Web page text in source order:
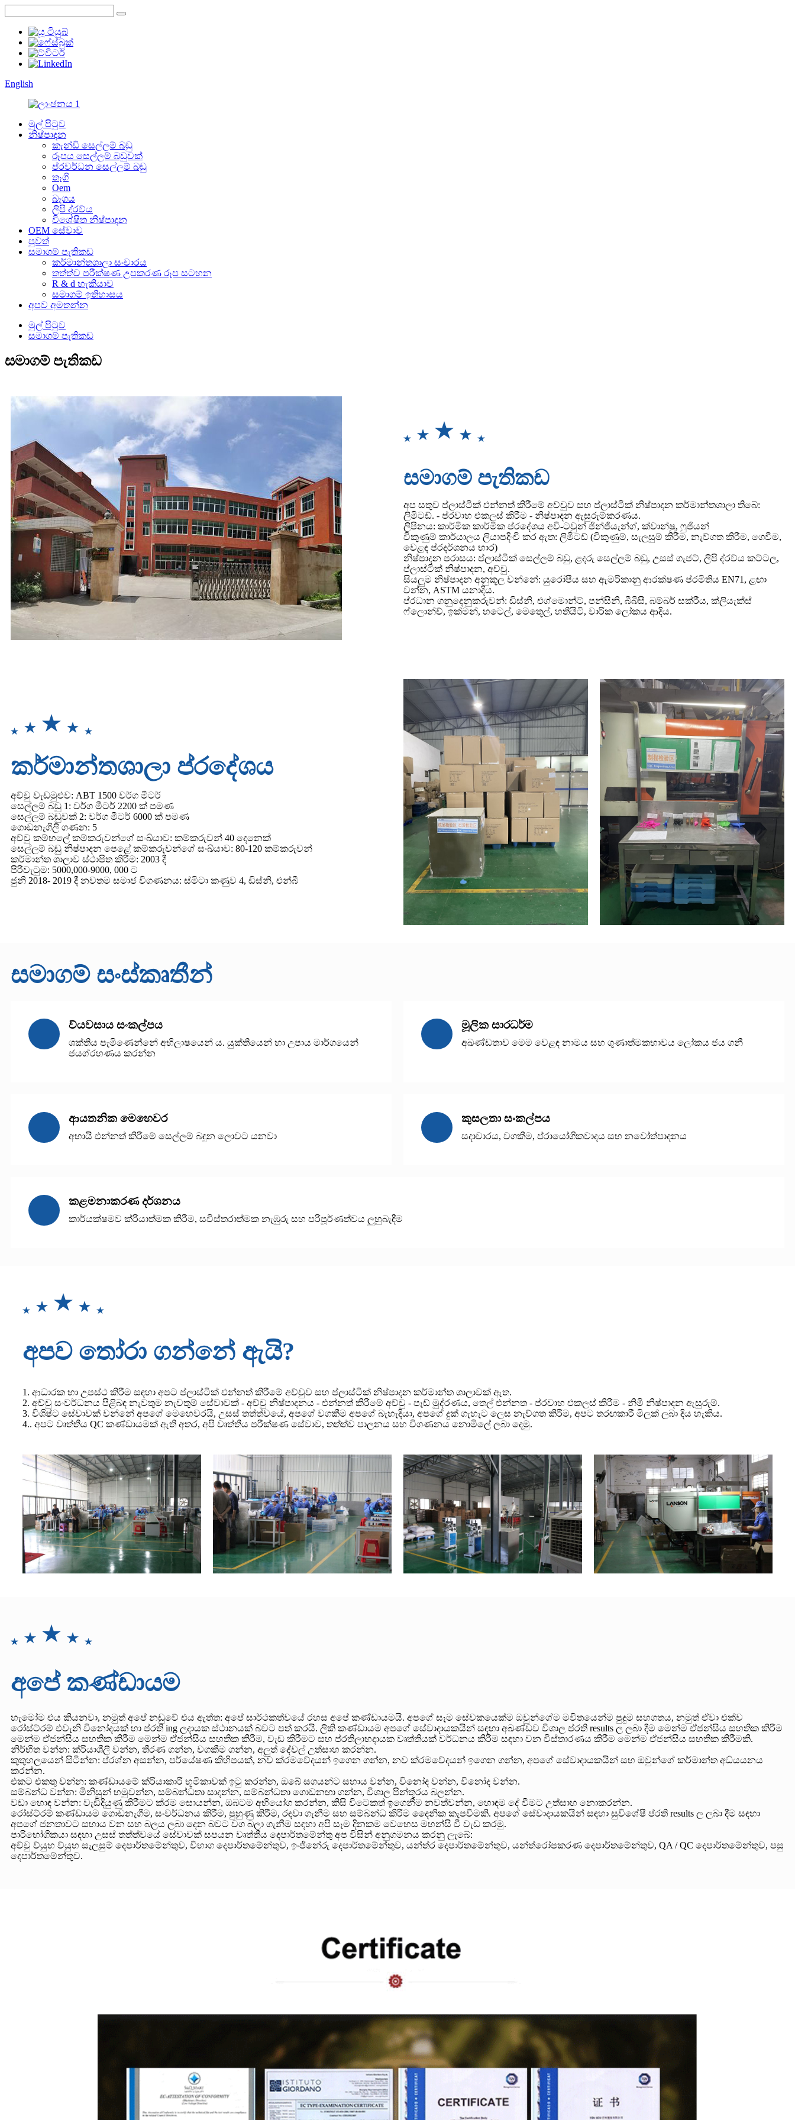
English
මුල් පිටුව
නිෂ්පාදන
කැන්ඩි සෙල්ලම් බඩු
රූපය සෙල්ලම් බඩුවක්
ප්රවර්ධන සෙල්ලම් බඩු
තෑගි
Oem
බෑගය
ලිපි ද්රව්ය
විශේෂිත නිෂ්පාදන
OEM සේවාව
පුවත්
සමාගම් පැතිකඩ
කර්මාන්තශාලා සංචාරය
තත්ත්ව පරීක්ෂණ උපකරණ රූප සටහන
R & d හැකියාව
සමාගම් ඉතිහාසය
අපව අමතන්න
මුල් පිටුව
සමාගම් පැතිකඩ
සමාගම් පැතිකඩ
සමාගම් පැතිකඩ
අප සතුව ප්ලාස්ටික් එන්නත් කිරීමේ අච්චුව සහ ප්ලාස්ටික් නිෂ්පාදන කර්මාන්තශාලා තිබේ:
ලිමිටඩ්. - ප්රවාහ එකලස් කිරීම - නිෂ්පාදන ඇසුරුම්කරණය.
ලිපිනය: කාර්මික කාර්මික ප්රදේශය අවි-ටවුන් ජින්ජියැන්ග්, ක්වාන්ෂු, ෆුජියන්
විකුණුම් කාර්යාලය ලියාපදිංචි කර ඇත: ලිමිටඩ් (විකුණුම්, සැලසුම් කිරීම, නැව්ගත කිරීම, ගෙවීම,
වෙළඳ ප්රදර්ශනය භාර)
නිෂ්පාදන පරාසය: ප්ලාස්ටික් සෙල්ලම් බඩු, ළදරු සෙල්ලම් බඩු, උසස් ගැජට්, ලිපි ද්රව්ය කට්ටල,
ප්ලාස්ටික් නිෂ්පාදන, අච්චු.
සියලුම නිෂ්පාදන අනුකූල වන්නේ: යුරෝපීය සහ ඇමරිකානු ආරක්ෂණ ප්රමිතිය EN71, ළඟා
වන්න, ASTM යනාදිය.
ප්රධාන ගනුදෙනුකරුවන්: ඩිස්නි, එග්මොන්ට්, පන්සිනි, බීබීසී, බම්බර් සක්රීය, ක්ලියැක්ස්
ෆ්ලොන්ච්, ඉක්මන්, හටෙල්, මෙතූෙල්, හතියිටි, වාරික ලෝකය ආදිය.
කර්මාන්තශාලා ප්රදේශය
අච්චු වැඩමුළුව: ABT 1500 වර්ග මීටර්
සෙල්ලම් බඩු 1: වර්ග මීටර් 2200 ක් පමණ
සෙල්ලම් බඩුවක් 2: වර්ග මීටර් 6000 ක් පමණ
ගොඩනැගිලි ගණන: 5
අච්චු කම්හලේ කම්කරුවන්ගේ සංඛ්යාව: කම්කරුවන් 40 දෙනෙක්
සෙල්ලම් බඩු නිෂ්පාදන පෙළේ කම්කරුවන්ගේ සංඛ්යාව: 80-120 කම්කරුවන්
කර්මාන්ත ශාලාව ස්ථාපිත කිරීම: 2003 දී
පිරිවැටුම: 5000,000-9000, 000 ට
ජුනි 2018- 2019 දී නවතම සමාජ විගණනය: ස්මිටා කණුව 4, ඩිස්නි, එන්බී
සමාගම් සංස්කෘතීන්
ව්යවසාය සංකල්පය
ශක්තිය පැමිණෙන්නේ අභිලාෂයෙන් ය. යුක්තියෙන් හා උපාය මාර්ගයෙන්
ජයග්රහණය කරන්න
මූලික සාරධර්ම
අඛණ්ඩතාව මෙම වෙළඳ නාමය සහ ගුණාත්මකභාවය ලෝකය ජය ගනී
ආයතනික මෙහෙවර
අහායි එන්නත් කිරීමේ සෙල්ලම් බඳුන ලොවට යනවා
කුසලතා සංකල්පය
සදාචාරය, වගකීම, ප්රායෝගිකවාදය සහ නවෝත්පාදනය
කළමනාකරණ දර්ශනය
කාර්යක්ෂමව ක්රියාත්මක කිරීම, සවිස්තරාත්මක නැඹුරු සහ පරිපූර්ණත්වය ලුහුබැඳීම
අපව තෝරා ගන්නේ ඇයි?
1. ආධාරක හා උපස්ථ කිරීම සඳහා අපට ප්ලාස්ටික් එන්නත් කිරීමේ අච්චුව සහ ප්ලාස්ටික් නිෂ්පාදන කර්මාන්ත ශාලාවක් ඇත.
2. අච්චු සංවර්ධනය පිළිබඳ නැවතුම නැවතුම් සේවාවක් - අච්චු නිෂ්පාදනය - එන්නත් කිරීමේ අච්චු - පෑඩ් මුද්රණය, තෙල් එන්නත - ප්රවාහ එකලස් කිරීම - නිමි නිෂ්පාදන ඇසුරුම්.
3. විශිෂ්ට සේවාවක් වන්නේ අපගේ මෙහෙවරයි, උසස් තත්ත්වයේ, අපගේ වගකීම අපගේ බැහැදියා, අපගේ දුක් ගැහැට ලෙස නැව්ගත කිරීම, අපට තරඟකාරී මිලක් ලබා දිය හැකිය.
4.. අපට වෘත්තීය QC කණ්ඩායමක් ඇති අතර, අපි වෘත්තීය පරීක්ෂණ සේවාව, තත්ත්ව පාලනය සහ විගණනය නොමිලේ ලබා දෙමු.
අපේ කණ්ඩායම
හැමෝම එය කියනවා, නමුත් අපේ නඩුවේ එය ඇත්ත: අපේ සාර්ථකත්වයේ රහස අපේ කණ්ඩායමයි. අපගේ සෑම සේවකයෙක්ම ඔවුන්ගේම මවිතයෙන්ම පුදුම සහගතය, නමුත් ඒවා එක්ව
රෝස්ට්රම් එවැනි විනෝදයක් හා ප්රති ing ලදායක ස්ථානයක් බවට පත් කරයි. ලිකි කණ්ඩායම අපගේ සේවාදායකයින් සඳහා අඛණ්ඩව විශාල ප්රති results ල ලබා දීම මෙන්ම ඒජන්සිය සහතික කිරීම
මෙන්ම ඒජන්සිය සහතික කිරීම මෙන්ම ඒජන්සිය සහතික කිරීම, වැඩ කිරීමට සහ ප්රතිලාභදායක වෘත්තියක් වර්ධනය කිරීම සඳහා වන විස්තාරණය කිරීම මෙන්ම ඒජන්සිය සහතික කිරීමකි.
නිර්භීත වන්න: ක්රියාශීලී වන්න, තීරණ ගන්න, වගකීම ගන්න, අලුත් දේවල් උත්සාහ කරන්න.
කුතුහලයෙන් සිටින්න: ප්රශ්න අසන්න, පර්යේෂණ කිහිපයක්, නව ක්රමවේදයන් ඉගෙන ගන්න, නව ක්රමවේදයන් ඉගෙන ගන්න, අපගේ සේවාදායකයින් සහ ඔවුන්ගේ කර්මාන්ත අධ්යයනය
කරන්න.
එකට එකතු වන්න: කණ්ඩායමේ ක්රියාකාරී භූමිකාවක් ඉටු කරන්න, ඔබේ සගයන්ට සහාය වන්න, විනෝද වන්න, විනෝද වන්න.
සම්බන්ධ වන්න: මිනිසුන් හමුවන්න, සම්බන්ධතා සාදන්න, සම්බන්ධතා ගොඩනඟා ගන්න, විශාල පින්තූරය බලන්න.
වඩා හොඳ වන්න: වැඩිදියුණු කිරීමට ක්රම සොයන්න, ඔබටම අභියෝග කරන්න, කිසි විටෙකත් ඉගෙනීම නවත්වන්න, හොඳම දේ වීමට උත්සාහ නොකරන්න.
රෝස්ට්රම් කණ්ඩායම ගොඩනැගීම, සංවර්ධනය කිරීම, පුහුණු කිරීම, රඳවා ගැනීම සහ සම්බන්ධ කිරීම දෛනික කැපවීමකි. අපගේ සේවාදායකයින් සඳහා සුවිශේෂී ප්රති results ල ලබා දීම සඳහා
අපගේ ජනතාවට සහාය වන සහ බලය ලබා දෙන බවට වග බලා ගැනීම සඳහා අපි සෑම දිනකම වෙහෙස මහන්සි වී වැඩ කරමු.
පාරිභෝගිකයා සඳහා උසස් තත්ත්වයේ සේවාවක් සපයන වෘත්තීය දෙපාර්තමේන්තු අප විසින් අනුගමනය කරනු ලැබේ:
අච්චු ව්යුහ ව්යුහ සැලසුම් දෙපාර්තමේන්තුව, විභාග දෙපාර්තමේන්තුව, ඉංජිනේරු දෙපාර්තමේන්තුව, යන්ත්ර දෙපාර්තමේන්තුව, යන්ත්රෝපකරණ දෙපාර්තමේන්තුව, QA / QC දෙපාර්තමේන්තුව, පසු
දෙපාර්තමේන්තුව.